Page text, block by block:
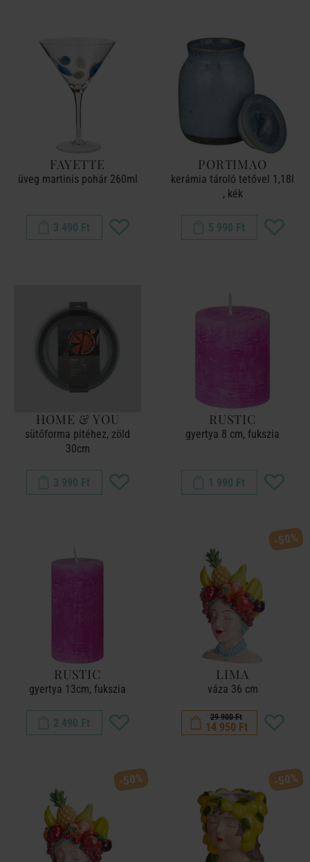
FAYETTE
üveg martinis pohár 260ml
3 490 Ft
PORTIMAO
kerámia tároló tetővel 1,18l
, kék
5 990 Ft
HOME & YOU
sütőforma pitéhez, zöld
30cm
3 990 Ft
RUSTIC
gyertya 8 cm, fukszia
1 990 Ft
RUSTIC
gyertya 13cm, fukszia
2 490 Ft
-50%
LIMA
váza 36 cm
29 900 Ft
14 950 Ft
-50% -50%